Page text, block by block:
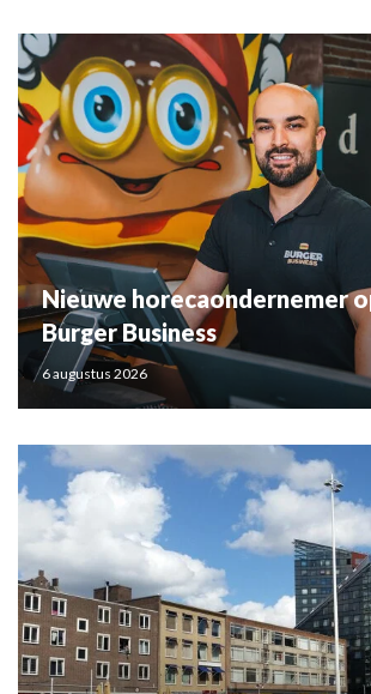
Nieuwe horecaondernemer
Burger Business
6 augustus 2026